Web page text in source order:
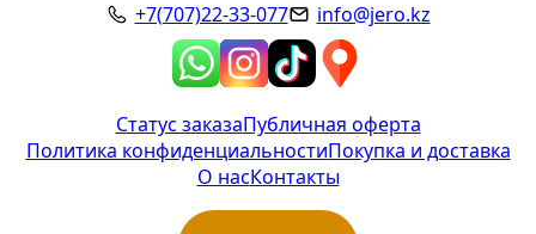
+7(707)22-33-077
info@jero.kz
Статус заказаПубличная оферта
Политика конфиденциальностиПокупка и доставка
О насКонтакты